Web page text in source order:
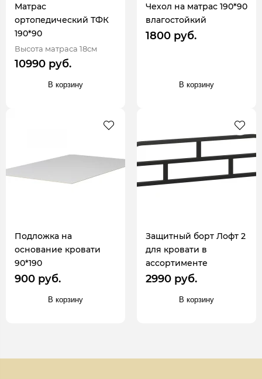
Матрас
ортопедический ТФК
190*90
Высота матраса 18см
10990 руб.
В корзину
Чехол на матрас 190*90
влагостойкий
1800 руб.
В корзину
Подложка на
основание кровати
90*190
900 руб.
В корзину
Защитный борт Лофт 2
для кровати в
ассортименте
2990 руб.
В корзину